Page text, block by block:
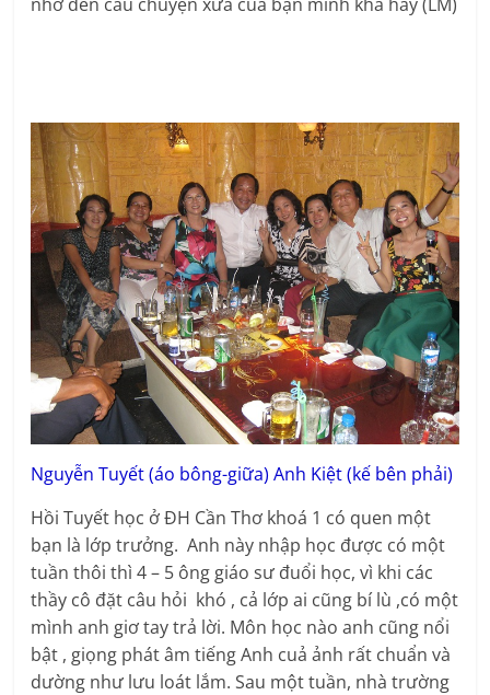
nhớ đến câu chuyện xưa của bạn mình khá hay (LM)
Nguyễn Tuyết (áo bông-giữa) Anh Kiệt (kế bên phải)
Hồi Tuyết học ở ĐH Cần Thơ khoá 1 có quen một
bạn là lớp trưởng. Anh này nhập học được có một
tuần thôi thì 4 – 5 ông giáo sư đuổi học, vì khi các
thầy cô đặt câu hỏi khó , cả lớp ai cũng bí lù ,có một
mình anh giơ tay trả lời. Môn học nào anh cũng nổi
bật , giọng phát âm tiếng Anh cuả ảnh rất chuẩn và
dường như lưu loát lắm. Sau một tuần, nhà trường